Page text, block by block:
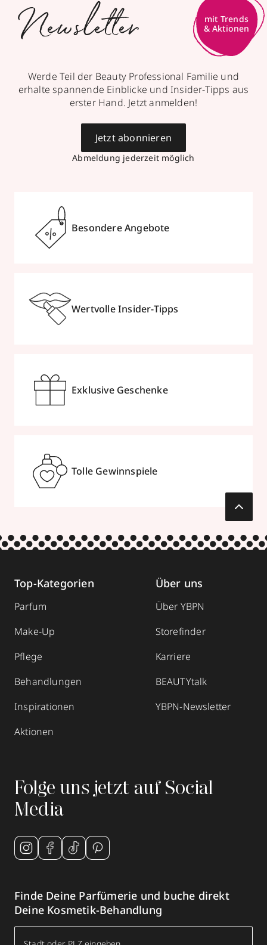
Newsletter
Werde Teil der Beauty Professional Familie und
erhalte spannende Einblicke und Insider-Tipps aus
erster Hand. Jetzt anmelden!
Abmeldung jederzeit möglich
Jetzt abonnieren
Besondere Angebote
Wertvolle Insider-Tipps
Exklusive Geschenke
Tolle Gewinnspiele
Top-Kategorien
Parfum
Make-Up
Pflege
Behandlungen
Inspirationen
Aktionen
Über uns
Über YBPN
Storefinder
Karriere
BEAUTYtalk
YBPN-Newsletter
Folge uns jetzt auf Social
Media
Finde Deine Parfümerie und buche direkt
Deine Kosmetik-Behandlung